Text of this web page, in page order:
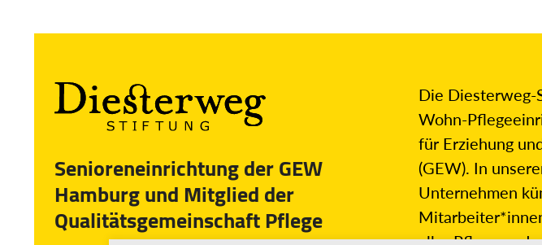
Senioreneinrichtung der GEW
Hamburg und Mitglied der
Qualitätsgemeinschaft Pflege
Die Diesterweg-
Wohn-
für Erziehung
(GEW). In
Unternehmen
aller